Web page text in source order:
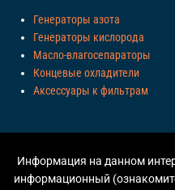
Генераторы азота
Генераторы кислорода
Масло-влагосепараторы
Концевые охладители
Аксессуары к фильтрам
Информация на данном
информационный